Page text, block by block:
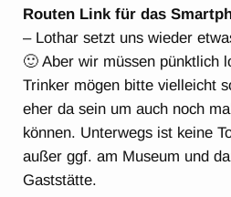
Routen Link für das
– Lothar setzt uns wieder
🙂 Aber wir müssen pünktlich
Trinker mögen bitte vielleicht
eher da sein um auch noch
können. Unterwegs ist keine
außer ggf. am Museum und
Gaststätte.